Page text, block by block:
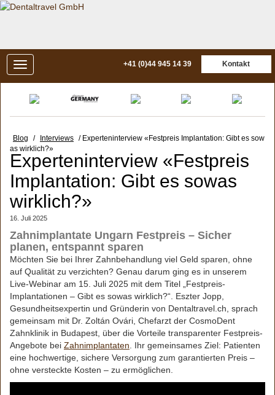
+41 (0)44 945 14 39 Kontakt
Blog / Interviews / Experteninterview «Festpreis Implantation: Gibt es sow
as wirklich?»
Experteninterview «Festpreis
Implantation: Gibt es sowas
wirklich?»
16. Juli 2025
Zahnimplantate Ungarn Festpreis – Sicher
planen, entspannt sparen
Möchten Sie bei Ihrer Zahnbehandlung viel Geld sparen, ohne
auf Qualität zu verzichten? Genau darum ging es in unserem
Live-Webinar am 15. Juli 2025 mit dem Titel „Festpreis-
Implantationen – Gibt es sowas wirklich?“. Eszter Jopp,
Gesundheitsexpertin und Gründerin von Dentaltravel.ch, sprach
gemeinsam mit Dr. Zoltán Ovári, Chefarzt der CosmoDent
Zahnklinik in Budapest, über die Vorteile transparenter Festpreis-
Angebote bei Zahnimplantaten . Ihr gemeinsames Ziel: Patienten
eine hochwertige, sichere Versorgung zum garantierten Preis –
ohne versteckte Kosten – zu ermöglichen.